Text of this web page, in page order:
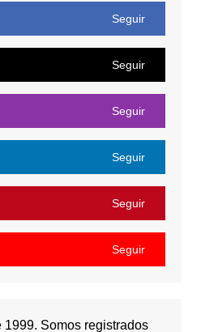
Seguir
Seguir
Seguir
Seguir
Seguir
Seguir
1999. Somos registrados